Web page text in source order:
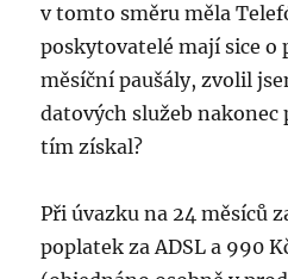
v tomto směru měla
poskytovatelé mají sice o
měsíční paušály, zvolil
datových služeb nakonec
tím získal?
Při úvazku na 24 měsíců
poplatek za ADSL a 990